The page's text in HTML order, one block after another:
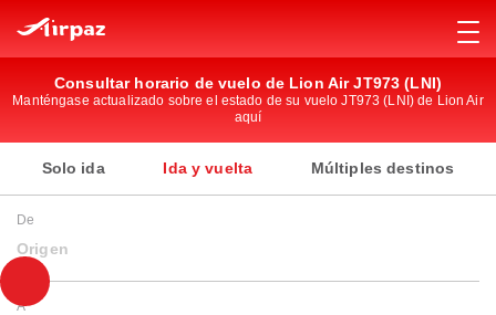
Consultar horario de vuelo de Lion Air JT973 (LNI)
Manténgase actualizado sobre el estado de su vuelo JT973 (LNI) de Lion Air
aquí
Solo ida Ida y vuelta Múltiples destinos
De
Origen
A